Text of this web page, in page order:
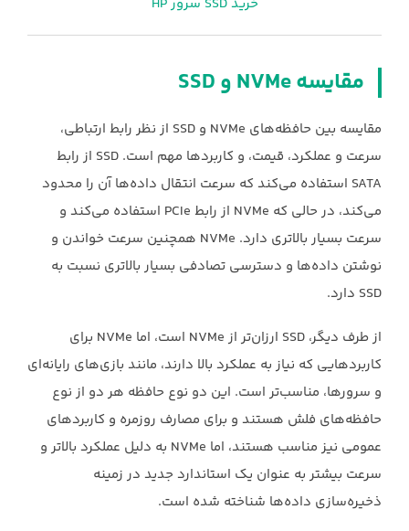
مقایسه ‏NVMe‏ و ‏SSD‏ ‏
مقایسه بین حافظه‌های ‏NVMe‏ و ‏SSD‏ از نظر رابط ارتباطی،
سرعت و عملکرد، قیمت، و کاربردها مهم ‏است. ‏SSD‏ از رابط
‏SATA‏ استفاده می‌کند که سرعت انتقال داده‌ها آن را محدود
می‌کند، در حالی که ‏NVMe‏ از رابط ‏PCIe‏ استفاده می‌کند و
سرعت بسیار بالاتری دارد. ‏NVMe‏ همچنین سرعت خواندن و
‏نوشتن داده‌ها و دسترسی تصادفی بسیار بالاتری نسبت به
از طرف دیگر، ‏SSD‏ ارزان‌تر از ‏NVMe‏ ‏است، اما ‏NVMe‏ برای
کاربردهایی که نیاز به عملکرد بالا دارند، مانند بازی‌های رایانه‌ای
و سرورها، ‏مناسب‌تر است. این دو نوع حافظه هر دو از نوع
حافظه‌های فلش هستند و برای مصارف روزمره و ‏کاربردهای
عمومی نیز مناسب هستند، اما ‏NVMe‏ به دلیل عملکرد بالاتر و
سرعت بیشتر به عنوان یک ‏استاندارد جدید در زمینه
ذخیره‌سازی داده‌ها شناخته شده است.‏